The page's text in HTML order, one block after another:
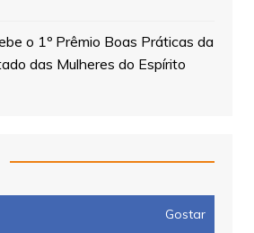
o 1º Prêmio Boas Práticas da
das Mulheres do Espírito
Gostar